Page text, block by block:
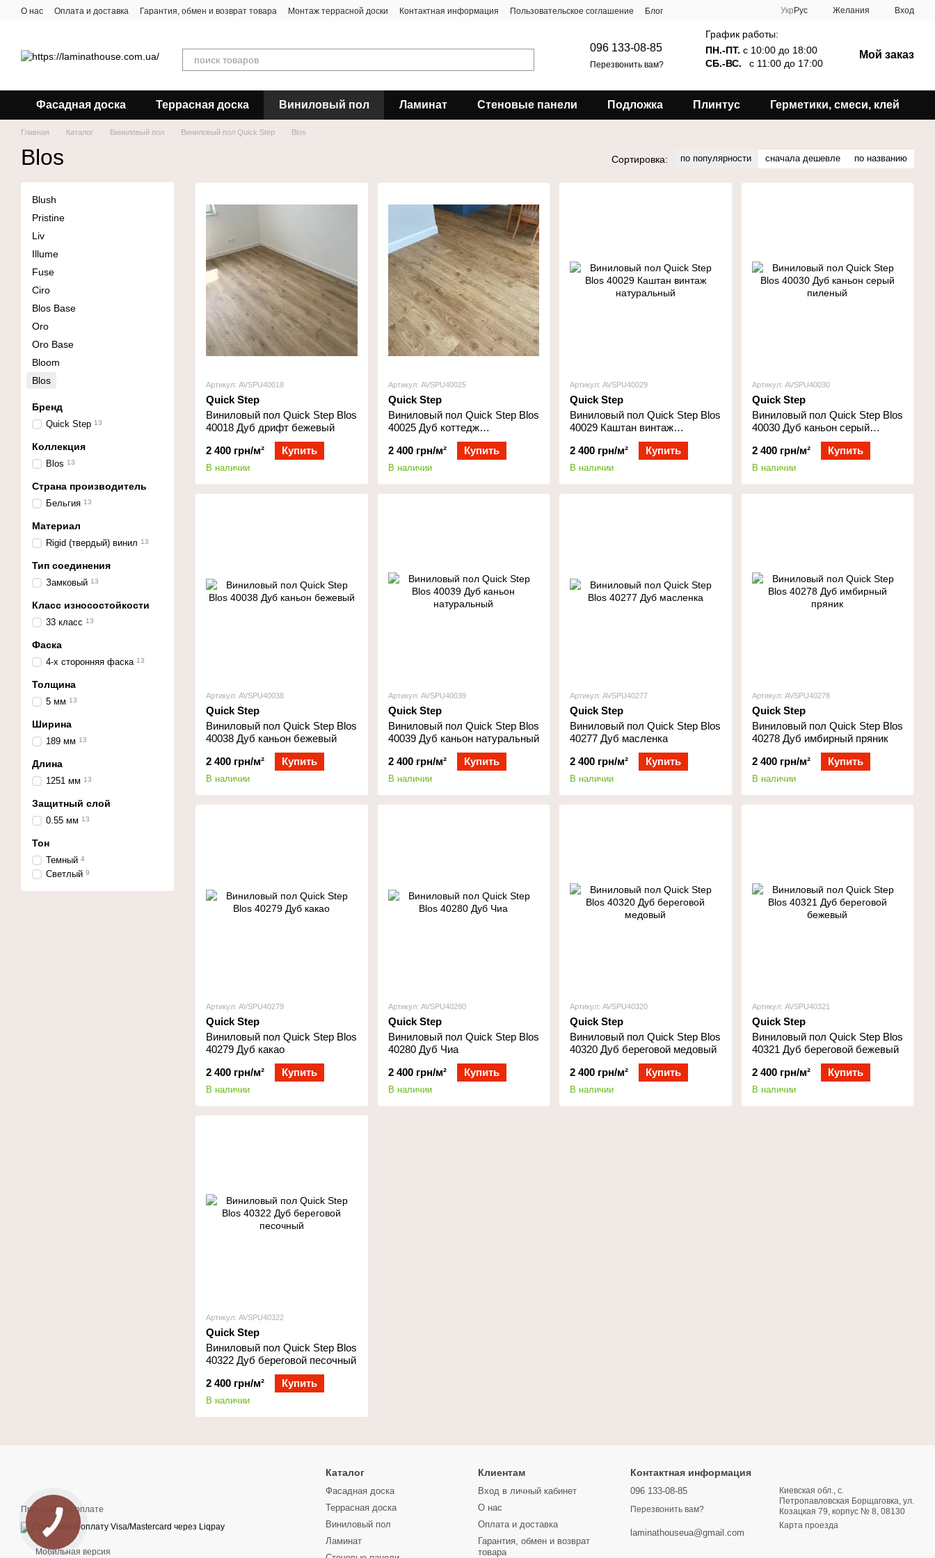
Перейти к основному контенту
О нас Оплата и доставка Гарантия, обмен и возврат товара Монтаж террасной доски Контактная информация Пользовательское соглашение Блог Укр Рус Желания Вход
096 133-08-85
Перезвонить вам?
График работы:
ПН.-ПТ. с 10:00 до 18:00
СБ.-ВС.
с 11:00 до 17:00
Мой заказ
Фасадная доска Террасная доска Виниловый пол Ламинат Стеновые панели Подложка Плинтус Герметики, смеси, клей
Главная Каталог Виниловый пол Виниловый пол Quick Step Blos
Blos Сортировка: по популярности сначала дешевле по названию
Артикул: AVSPU40018
Quick Step
Виниловый пол Quick Step Blos
40018 Дуб дрифт бежевый
2 400 грн/м²
Купить
В наличии
Артикул: AVSPU40025
Quick Step
Виниловый пол Quick Step Blos
40025 Дуб коттедж
2 400 грн/м²
Купить
В наличии
Артикул: AVSPU40029
Quick Step
Виниловый пол Quick Step Blos
40029 Каштан винтаж
2 400 грн/м²
Купить
В наличии
Артикул: AVSPU40030
Quick Step
Виниловый пол Quick Step Blos
40030 Дуб каньон серый
2 400 грн/м²
Купить
В наличии
Артикул: AVSPU40038
Quick Step
Виниловый пол Quick Step Blos
40038 Дуб каньон бежевый
2 400 грн/м²
Купить
В наличии
Артикул: AVSPU40039
Quick Step
Виниловый пол Quick Step Blos
40039 Дуб каньон натуральный
2 400 грн/м²
Купить
В наличии
Артикул: AVSPU40277
Quick Step
Виниловый пол Quick Step Blos
40277 Дуб масленка
2 400 грн/м²
Купить
В наличии
Артикул: AVSPU40278
Quick Step
Виниловый пол Quick Step Blos
40278 Дуб имбирный пряник
2 400 грн/м²
Купить
В наличии
Артикул: AVSPU40279
Quick Step
Виниловый пол Quick Step Blos
40279 Дуб какао
2 400 грн/м²
Купить
В наличии
Артикул: AVSPU40280
Quick Step
Виниловый пол Quick Step Blos
40280 Дуб Чиа
2 400 грн/м²
Купить
В наличии
Артикул: AVSPU40320
Quick Step
Виниловый пол Quick Step Blos
40320 Дуб береговой медовый
2 400 грн/м²
Купить
В наличии
Артикул: AVSPU40321
Quick Step
Виниловый пол Quick Step Blos
40321 Дуб береговой бежевый
2 400 грн/м²
Купить
В наличии
Артикул: AVSPU40322
Quick Step
Виниловый пол Quick Step Blos
40322 Дуб береговой песочный
2 400 грн/м²
Купить
В наличии
Blush
Pristine
Liv
Illume
Fuse
Ciro
Blos Base
Oro
Oro Base
Bloom
Blos
Бренд
Quick Step 13
Коллекция
Blos 13
Страна производитель
Бельгия 13
Материал
Rigid (твердый) винил 13
Тип соединения
Замковый 13
Класс износостойкости
33 класс 13
Фаска
4-х сторонняя фаска 13
Толщина
5 мм 13
Ширина
189 мм 13
Длина
1251 мм 13
Защитный слой
0.55 мм 13
Тон
Темный 4
Светлый 9
Принимаем к оплате
Мобильная версия
Каталог
Фасадная доска
Террасная доска
Виниловый пол
Ламинат
Клиентам
Вход в личный кабинет
О нас
Оплата и доставка
Гарантия, обмен и возврат
товара
Контактная информация
096 133-08-85
Перезвонить вам?
laminathouseua@gmail.com
Киевская обл., с.
Петропавловская Борщаговка, ул.
Козацкая 79, корпус № 8, 08130
Карта проезда